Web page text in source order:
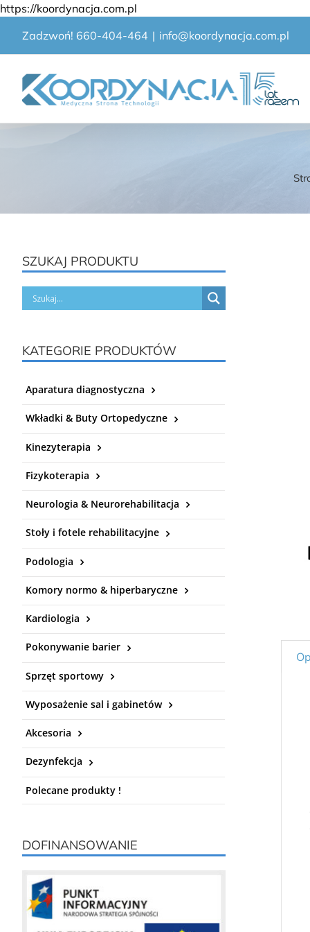
https://koordynacja.com.pl
zawartości
Zadzwoń! 660-404-464 | info@koordynacja.com.pl
SZUKAJ PRODUKTU
KATEGORIE PRODUKTÓW
Aparatura diagnostyczna
Wkładki & Buty Ortopedyczne
Kinezyterapia
Fizykoterapia
Neurologia & Neurorehabilitacja
Stoły i fotele rehabilitacyjne
Podologia
Komory normo & hiperbaryczne
Kardiologia
Pokonywanie barier
Sprzęt sportowy
Wyposażenie sal i gabinetów
Akcesoria
Dezynfekcja
Polecane produkty !
DOFINANSOWANIE